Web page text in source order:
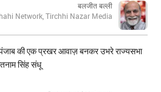
बलजीत बल्ली
Network, Tirchhi Nazar Media
की एक प्रखर आवाज़ बनकर उभरे राज्यसभा
सिंह संधू